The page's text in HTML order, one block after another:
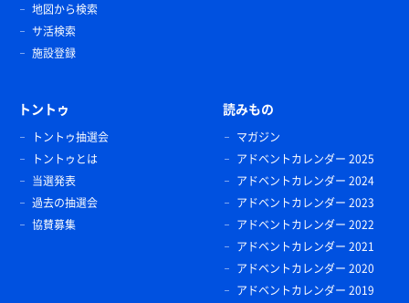
地図から検索
サ活検索
施設登録
トントゥ
トントゥ抽選会
トントゥとは
当選発表
過去の抽選会
協賛募集
読みもの
マガジン
アドベントカレンダー 2025
アドベントカレンダー 2024
アドベントカレンダー 2023
アドベントカレンダー 2022
アドベントカレンダー 2021
アドベントカレンダー 2020
アドベントカレンダー 2019